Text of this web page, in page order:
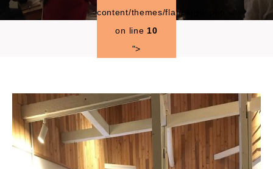
content/themes/flat/single.php
on line 10
">